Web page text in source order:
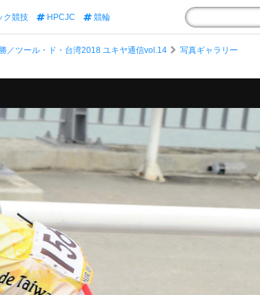
ク競技 HPCJC 競輪
／ツール・ド・台湾2018 ユキヤ通信vol.14
写真ギャラリー